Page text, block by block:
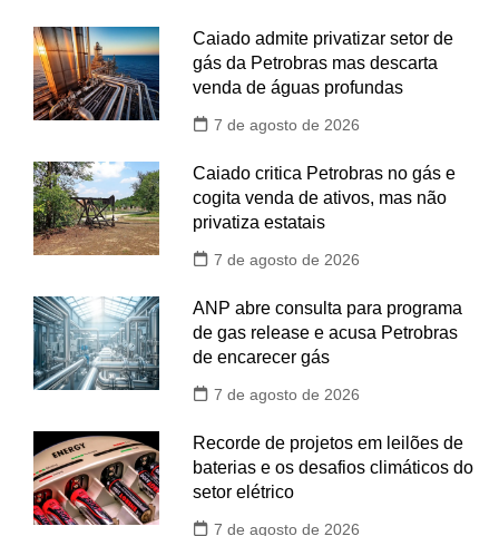
Caiado admite privatizar setor de
gás da Petrobras mas descarta
venda de águas profundas
7 de agosto de 2026
Caiado critica Petrobras no gás e
cogita venda de ativos, mas não
privatiza estatais
7 de agosto de 2026
ANP abre consulta para programa
de gas release e acusa Petrobras
de encarecer gás
7 de agosto de 2026
Recorde de projetos em leilões de
baterias e os desafios climáticos do
setor elétrico
7 de agosto de 2026